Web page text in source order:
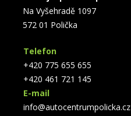
Na Vyšehradě 1097
572 01 Polička
Telefon
+420 775 655 655
+420 461 721 145
E-mail
info@autocentrumpolicka.cz